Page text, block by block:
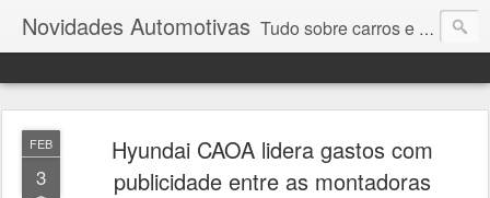
Novidades Automotivas Tudo sobre carros e motores
FEB
3
Hyundai CAOA lidera gastos com
publicidade entre as montadoras